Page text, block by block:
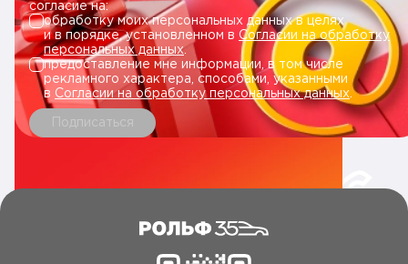
согласие на:
обработку моих персональных данных в целях
и в порядке, установленном в Согласии на обработку
персональных данных.
предоставление мне информации, в том числе
рекламного характера, способами, указанными
в Согласии на обработку персональных данных
Подписаться